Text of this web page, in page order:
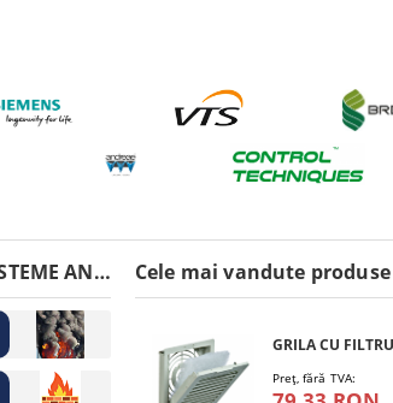
Echipamente pentru SISTEME ANTIINCENDIU Cele mai vandute produse
Preţ, fără TVA: